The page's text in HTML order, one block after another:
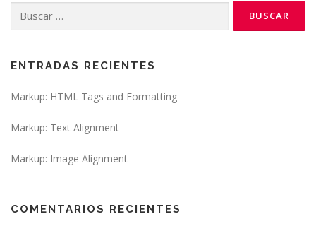
ENTRADAS RECIENTES
Markup: HTML Tags and Formatting
Markup: Text Alignment
Markup: Image Alignment
COMENTARIOS RECIENTES